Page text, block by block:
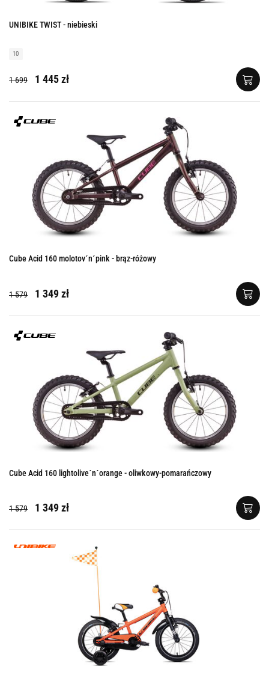
UNIBIKE TWIST - niebieski
10
1 699 1 445 zł
Cube Acid 160 molotov´n´pink - brąz-różowy
1 579 1 349 zł
Cube Acid 160 lightolive´n´orange - oliwkowy-pomarańczowy
1 579 1 349 zł